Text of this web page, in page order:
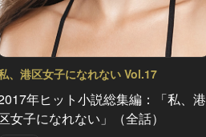
、港区女子になれない Vol.17
年ヒット小説総集編：「私、港
女子になれない」（全話）